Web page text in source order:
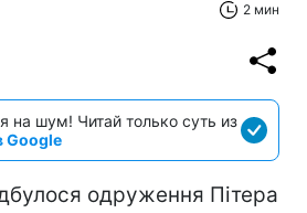
2 мин
на шум! Читай только суть из
Google
одруження Пітера